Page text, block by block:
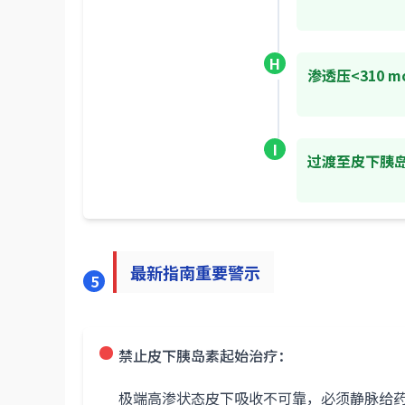
H
渗透压<310
I
过渡至皮下胰
5 最新指南重要警示
禁止皮下胰岛素起始治疗：
极端高渗状态皮下吸收不可靠，必须静脉给